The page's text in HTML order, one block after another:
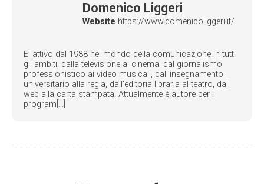
Domenico Liggeri
Website https://www.domenicoliggeri.it/
E’ attivo dal 1988 nel mondo della comunicazione in tutti
gli ambiti, dalla televisione al cinema, dal giornalismo
professionistico ai video musicali, dall’insegnamento
universitario alla regia, dall’editoria libraria al teatro, dal
web alla carta stampata. Attualmente è autore per i
program[...]